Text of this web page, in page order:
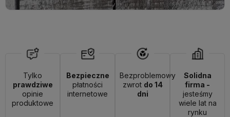
Tylko
prawdziwe
opinie
produktowe
Bezpieczne
płatności
internetowe
Bezproblemowy
zwrot do 14
dni
Solidna
firma -
jesteśmy
wiele lat na
rynku